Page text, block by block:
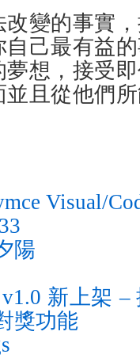
變的事實
己最有益
想，接受
且從他們
Visual/
陽
新上架
獎功能